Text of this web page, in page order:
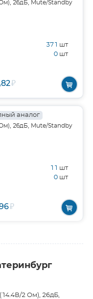
26дБ, Mute/Standby
371 шт
0 шт
₽
аналог
26дБ, Mute/Standby
11 шт
0 шт
₽
2 Ом), 26дБ,